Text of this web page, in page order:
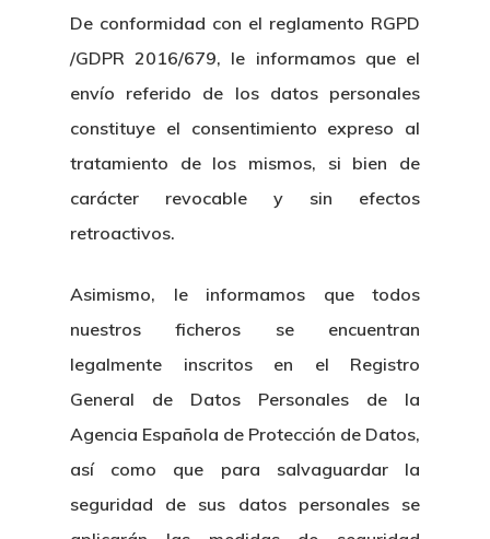
De conformidad con el reglamento RGPD
/GDPR 2016/679, le informamos que el
envío referido de los datos personales
constituye el consentimiento expreso al
tratamiento de los mismos, si bien de
carácter revocable y sin efectos
retroactivos.
Asimismo, le informamos que todos
nuestros ficheros se encuentran
legalmente inscritos en el Registro
General de Datos Personales de la
Agencia Española de Protección de Datos,
así como que para salvaguardar la
seguridad de sus datos personales se